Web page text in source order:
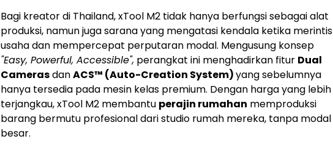
Bagi kreator di Thailand, xTool M2 tidak hanya berfungsi sebagai alat
produksi, namun juga sarana yang mengatasi kendala ketika merintis
usaha dan mempercepat perputaran modal. Mengusung konsep
"Easy, Powerful, Accessible", perangkat ini menghadirkan fitur Dual
CamerasdanACS™ (Auto-Creation System)yang sebelumnya
hanya tersedia pada mesin kelas premium. Dengan harga yang lebih
terjangkau, xTool M2 membantu perajin rumahan memproduksi
barang bermutu profesional dari studio rumah mereka, tanpa modal
besar.